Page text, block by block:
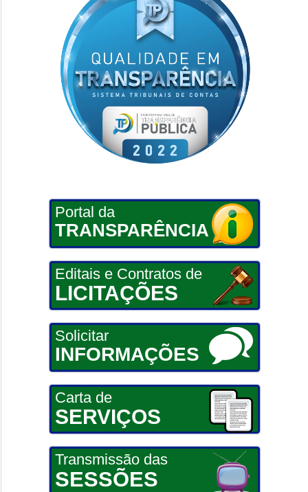
Portal da
TRANSPARÊNCIA
Editais e Contratos de
LICITAÇÕES
Solicitar
INFORMAÇÕES
Carta de
SERVIÇOS
Transmissão das
SESSÕES